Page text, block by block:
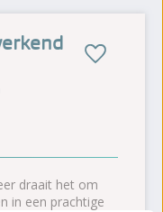
draait het om
in een prachtige